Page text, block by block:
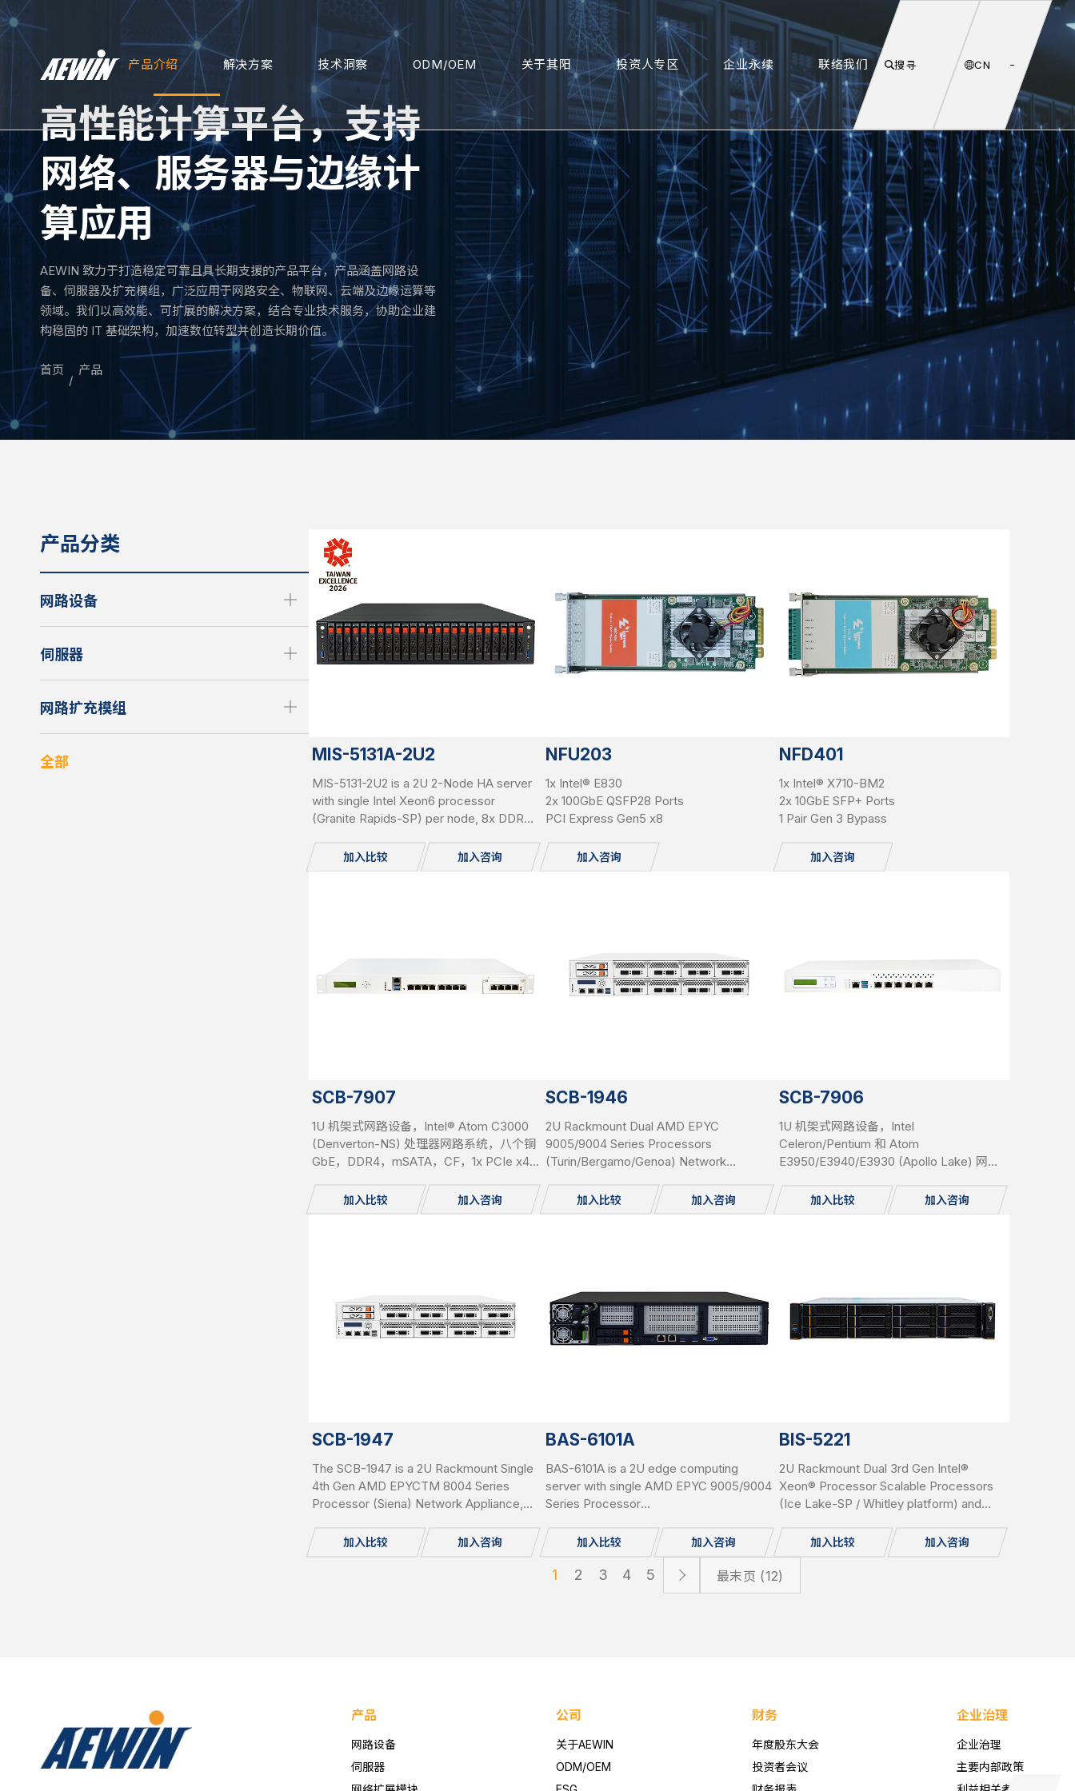
产品介绍 解决方案 技术洞察 ODM/OEM 关于其阳 投资人专区 企业永续 联络我们 搜寻 CN
高性能计算平台，支持
网络、服务器与边缘计
算应用
AEWIN 致力于打造稳定可靠且具长期支援的产品平台，产品涵盖网路设
备、伺服器及扩充模组，广泛应用于网路安全、物联网、云端及边缘运算等
领域。我们以高效能、可扩展的解决方案，结合专业技术服务，协助企业建
构稳固的 IT 基础架构，加速数位转型并创造长期价值。
首页 产品
产品分类
网路设备
伺服器
网路扩充模组
全部 MIS-5131A-2U2
MIS-5131-2U2 is a 2U 2-Node HA server
with single Intel Xeon6 processor
(Granite Rapids-SP) per node, 8x DDR5
slots per node, and total 24x 2.5"
pluggable NVME SSDs.
加入比较 加入咨询
NFU203
1x Intel® E830
2x 100GbE QSFP28 Ports
PCI Express Gen5 x8
加入咨询
NFD401
1x Intel® X710-BM2
2x 10GbE SFP+ Ports
1 Pair Gen 3 Bypass
加入咨询
SCB-7907
1U 机架式网路设备，Intel® Atom C3000
(Denverton-NS) 处理器网路系统，八个铜
GbE，DDR4，mSATA，CF，1x PCIe x4
加入比较 加入咨询
SCB-1946
2U Rackmount Dual AMD EPYC
9005/9004 Series Processors
(Turin/Bergamo/Genoa) Network
2TB, 8x PCIe Gen5 x8 Network Module
Bays, 2x 2.5”, SATA HDD hot-swappable,
加入比较 加入咨询
SCB-7906
1U 机架式网路设备，Intel
Celeron/Pentium 和 Atom
E3950/E3940/E3930 (Apollo Lake) 网路
SATA，PCIe，Gen3 绕过
加入比较 加入咨询
SCB-1947
The SCB-1947 is a 2U Rackmount Single
4th Gen AMD EPYCTM 8004 Series
Processor (Siena) Network Appliance,
(96GB Per DIMM), 8x PCIe 5 x 8 slot for
Network Expansion Module, 1x 2.5”
加入比较 加入咨询
BAS-6101A
BAS-6101A is a 2U edge computing
server with single AMD EPYC 9005/9004
Series Processor
8x PCIe slots & 1x OCP3.0 slot for
different add-on cards and 6x hot-
swappable 2.5” SATA/NVMe
加入比较 加入咨询
BIS-5221
2U Rackmount Dual 3rd Gen Intel®
Xeon® Processor Scalable Processors
(Ice Lake-SP / Whitley platform) and
Server, support 32x DDR4(up to
3200MHz) per system, supporting 2x
OCP 3.0 Network Cards, 12x bays 3.5”
Hot-Swap SAS/SATA HDD, IPMI, USB
加入比较 加入咨询
1 2 3 4 5 最末页 (12)
产品
网路设备
伺服器
公司
关于AEWIN
ODM/OEM
财务
年度股东大会
投资者会议
企业治理
企业治理
主要内部政策